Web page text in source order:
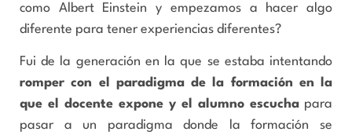
como Albert Einstein y empezamos a hacer algo
diferente para tener experiencias diferentes?
Fui de la generación en la que se estaba intentando
romper con el paradigma de la formación en la
que el docente expone y el alumno escucha para
pasar a un paradigma donde la formación se